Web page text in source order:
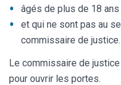
âgés de plus de 18 ans
et qui ne sont pas au
commissaire de justice.
Le commissaire de
pour ouvrir les portes.